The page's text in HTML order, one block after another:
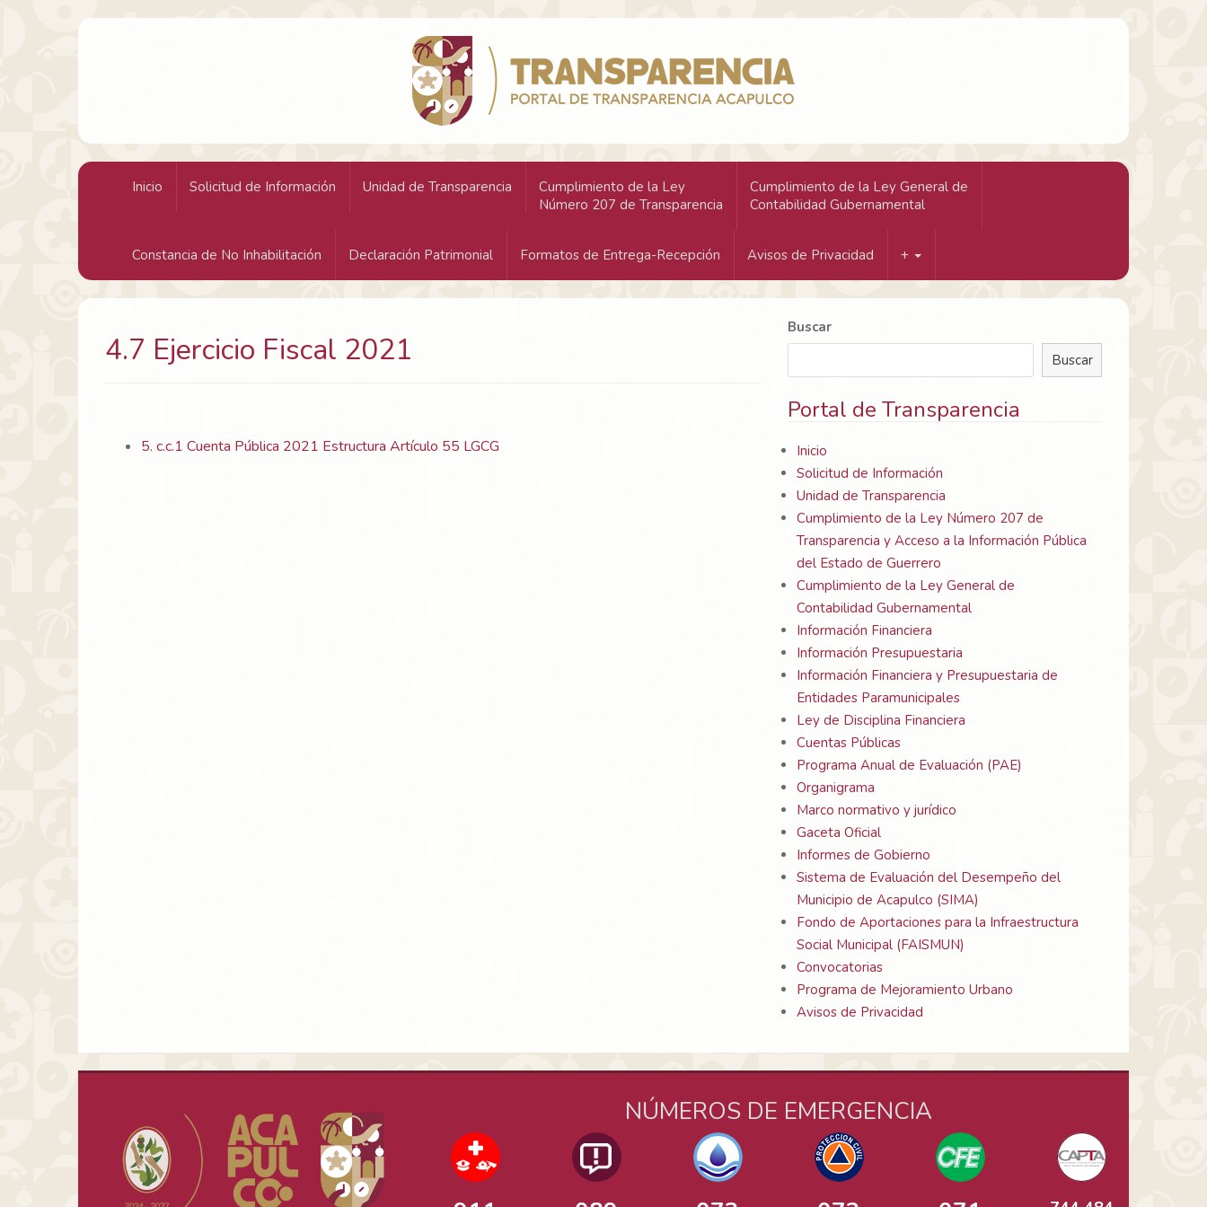
H. Ayuntamiento Constitucional de Acapulco
Inicio Solicitud de Información Unidad de Transparencia
Cumplimiento de la Ley
Número 207 de Transparencia
Cumplimiento de la Ley General de
Contabilidad Gubernamental
Constancia de No Inhabilitación Declaración Patrimonial Formatos de Entrega-Recepción Avisos de Privacidad +
4.7 Ejercicio Fiscal 2021
5. c.c.1 Cuenta Pública 2021 Estructura Artículo 55 LGCG
Buscar
Buscar
Portal de Transparencia
Inicio
Solicitud de Información
Unidad de Transparencia
Cumplimiento de la Ley Número 207 de
Transparencia y Acceso a la Información Pública
del Estado de Guerrero
Cumplimiento de la Ley General de
Contabilidad Gubernamental
Información Financiera
Información Presupuestaria
Información Financiera y Presupuestaria de
Entidades Paramunicipales
Ley de Disciplina Financiera
Cuentas Públicas
Programa Anual de Evaluación (PAE)
Organigrama
Marco normativo y jurídico
Gaceta Oficial
Informes de Gobierno
Sistema de Evaluación del Desempeño del
Municipio de Acapulco (SIMA)
Fondo de Aportaciones para la Infraestructura
Social Municipal (FAISMUN)
Convocatorias
Programa de Mejoramiento Urbano
Avisos de Privacidad
NÚMEROS DE EMERGENCIA